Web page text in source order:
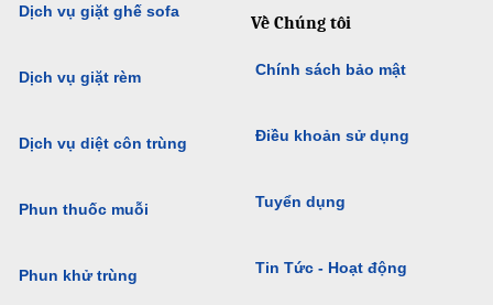
Dịch vụ giặt ghế sofa
Dịch vụ giặt rèm
Dịch vụ diệt côn trùng
Phun thuốc muỗi
Phun khử trùng
Về Chúng tôi
Chính sách bảo mật
Điều khoản sử dụng
Tuyển dụng
Tin Tức - Hoạt động